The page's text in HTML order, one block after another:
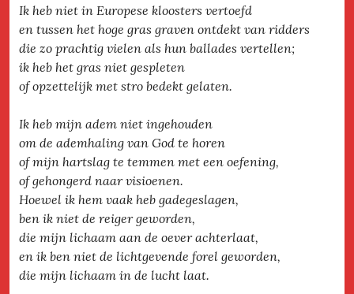
Ik heb niet in Europese kloosters vertoefd
en tussen het hoge gras graven ontdekt van ridders
die zo prachtig vielen als hun ballades vertellen;
ik heb het gras niet gespleten
of opzettelijk met stro bedekt gelaten.
Ik heb mijn adem niet ingehouden
om de ademhaling van God te horen
of mijn hartslag te temmen met een oefening,
of gehongerd naar visioenen.
Hoewel ik hem vaak heb gadegeslagen,
ben ik niet de reiger geworden,
die mijn lichaam aan de oever achterlaat,
en ik ben niet de lichtgevende forel geworden,
die mijn lichaam in de lucht laat.